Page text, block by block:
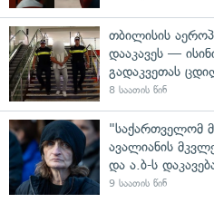
თბილისის
დააკავეს —
გადაკვეთას
8 საათის წინ
"საქართველომ
ავალიანის
და ა.ბ-ს
9 საათის წინ